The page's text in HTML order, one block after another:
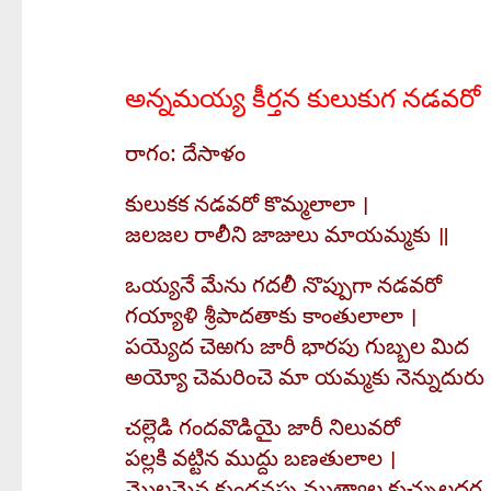
అన్నమయ్య కీర్తన కులుకుగ నడవరో
రాగం: దేసాళం
కులుకక నడవరో కొమ్మలాలా ।
జలజల రాలీని జాజులు మాయమ్మకు ॥
ఒయ్యనే మేను గదలీ నొప్పుగా నడవరో
గయ్యాళి శ్రీపాదతాకు కాంతులాలా ।
పయ్యెద చెఱగు జారీ భారపు గుబ్బల మిద
అయ్యో చెమరించె మా యమ్మకు నెన్నుదురు
చల్లెడి గందవొడియై జారీ నిలువరో
పల్లకి వట్టిన ముద్దు బణతులాల ।